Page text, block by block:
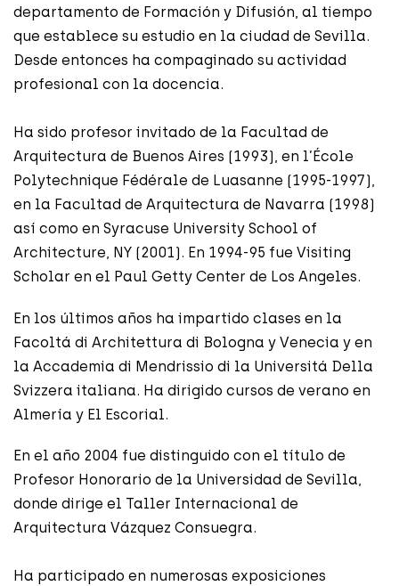
departamento de Formación y Difusión, al tiempo
que establece su estudio en la ciudad de Sevilla.
Desde entonces ha compaginado su actividad
profesional con la docencia.
Ha sido profesor invitado de la Facultad de
Arquitectura de Buenos Aires (1993), en l’École
Polytechnique Fédérale de Luasanne (1995-1997),
en la Facultad de Arquitectura de Navarra (1998)
así como en Syracuse University School of
Architecture, NY (2001). En 1994-95 fue Visiting
Scholar en el Paul Getty Center de Los Angeles.
En los últimos años ha impartido clases en la
Facoltá di Architettura di Bologna y Venecia y en
la Accademia di Mendrissio di la Universitá Della
Svizzera italiana. Ha dirigido cursos de verano en
Almería y El Escorial.
En el año 2004 fue distinguido con el título de
Profesor Honorario de la Universidad de Sevilla,
donde dirige el Taller Internacional de
Arquitectura Vázquez Consuegra.
Ha participado en numerosas exposiciones